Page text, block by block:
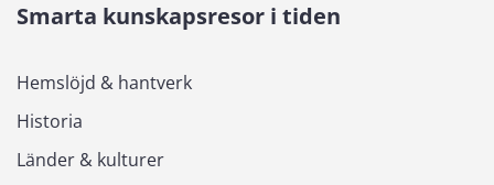
Smarta kunskapsresor i tiden
Hemslöjd & hantverk
Historia
Länder & kulturer